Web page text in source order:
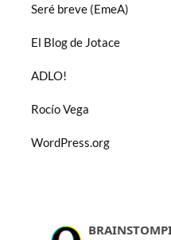
Seré breve (EmeA)
El Blog de Jotace
ADLO!
Rocío Vega
WordPress.org